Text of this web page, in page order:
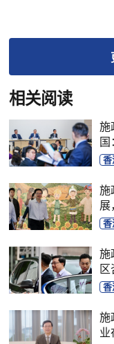
相关阅读
施
香
施
展
香
施
香
施
业